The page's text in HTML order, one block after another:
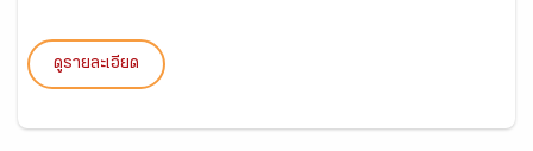
ดูรายละเอียด